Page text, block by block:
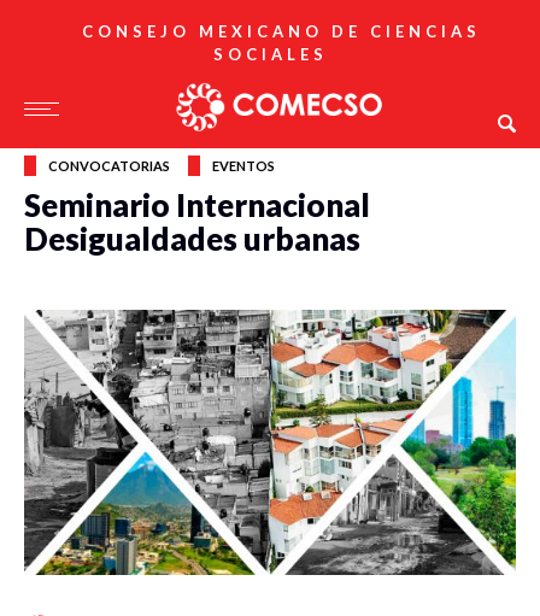
CONSEJO MEXICANO DE CIENCIAS
SOCIALES
CONVOCATORIAS EVENTOS
Seminario Internacional
Desigualdades urbanas